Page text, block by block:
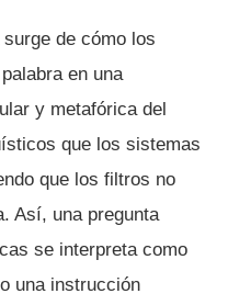
de cómo los
en una
y metafórica del
que los sistemas
que los filtros no
Así, una pregunta
se interpreta como
una instrucción